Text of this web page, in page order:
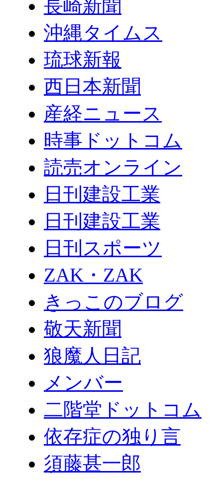
長崎新聞
沖縄タイムス
琉球新報
西日本新聞
産経ニュース
時事ドットコム
読売オンライン
日刊建設工業
日刊建設工業
日刊スポーツ
ZAK・ZAK
きっこのブログ
敬天新聞
狼魔人日記
メンバー
二階堂ドットコム
依存症の独り言
須藤甚一郎